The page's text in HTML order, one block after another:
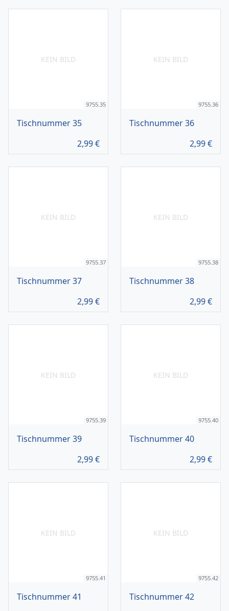
KEIN BILD
9755.35
Tischnummer 35
2,99€
KEIN BILD
9755.36
Tischnummer 36
2,99€
KEIN BILD
9755.37
Tischnummer 37
2,99€
KEIN BILD
9755.38
Tischnummer 38
2,99€
KEIN BILD
9755.39
Tischnummer 39
2,99€
KEIN BILD
9755.40
Tischnummer 40
2,99€
KEIN BILD
9755.41
Tischnummer 41
KEIN BILD
9755.42
Tischnummer 42